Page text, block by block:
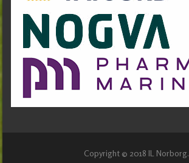
Copyright © 2018 IL Norborg.